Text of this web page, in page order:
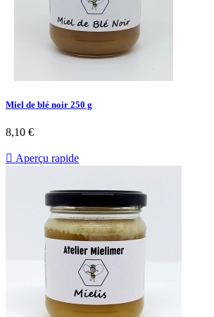
Miel de blé noir 250 g
8,10 €
 Aperçu rapide